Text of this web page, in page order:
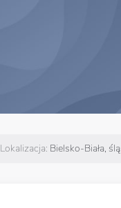
Lokalizacja: Bielsko-Biała,